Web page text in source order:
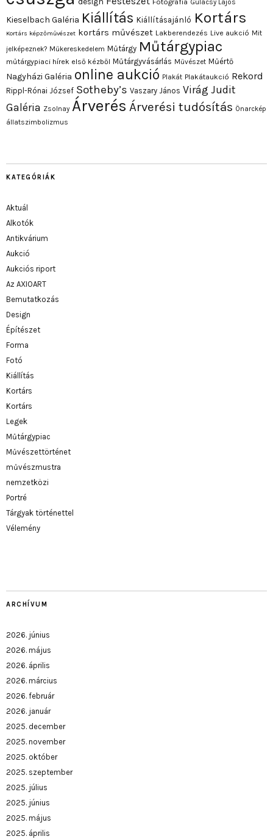
Fotográfia Gulácsy Lajos
Kieselbach Galéria Kiállítás Kiállításajánló Kortárs
Kortárs képzőművészet kortárs művészet Lakberendezés Live aukció Mit
jelképeznek? Műkereskedelem Műtárgy Műtárgypiac
műtárgypiaci hírek első kézből Műtárgyvásárlás Művészet Műértő
Nagyházi Galéria online aukció Plakát Plakátaukció Rekord
Rippl-Rónai József Sotheby’s Vaszary János Virág Judit
Galéria Zsolnay Árverés Árverési tudósítás Önarckép
állatszimbolizmus
KATEGÓRIÁK
Aktuál
Alkotók
Antikvárium
Aukció
Aukciós riport
Az AXIOART
Bemutatkozás
Design
Építészet
Forma
Fotó
Kiállítás
Kortárs
Kortárs
Legek
Műtárgypiac
Művészettörténet
művészmustra
nemzetközi
Portré
Tárgyak történettel
Vélemény
ARCHÍVUM
2026. június
2026. május
2026. április
2026. március
2026. február
2026. január
2025. december
2025. november
2025. október
2025. szeptember
2025. július
2025. június
2025. május
2025. április